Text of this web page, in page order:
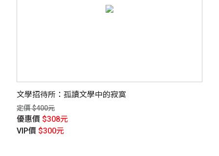
文學招待所：孤讀文學中的寂寞
定價 $400元
優惠價 $308元
VIP價 $300元